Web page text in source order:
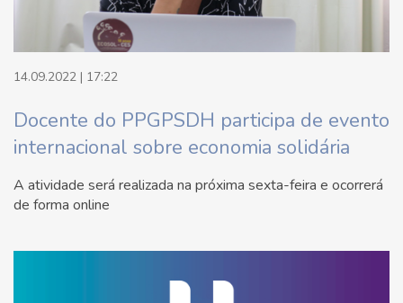
14.09.2022 | 17:22
Docente do PPGPSDH participa de evento
internacional sobre economia solidária
A atividade será realizada na próxima sexta-feira e ocorrerá
de forma online